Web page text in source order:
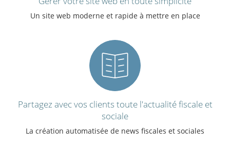
Un site web moderne et rapide à mettre en place
Partagez avec vos clients toute l'actualité fiscale et
sociale
La création automatisée de news fiscales et sociales